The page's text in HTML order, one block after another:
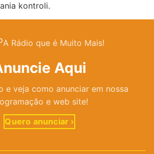
kontroli.
A Rádio que é Muito Mais!
Aqui
e veja como anunciar em nossa
e web site!
Quero anunciar ›